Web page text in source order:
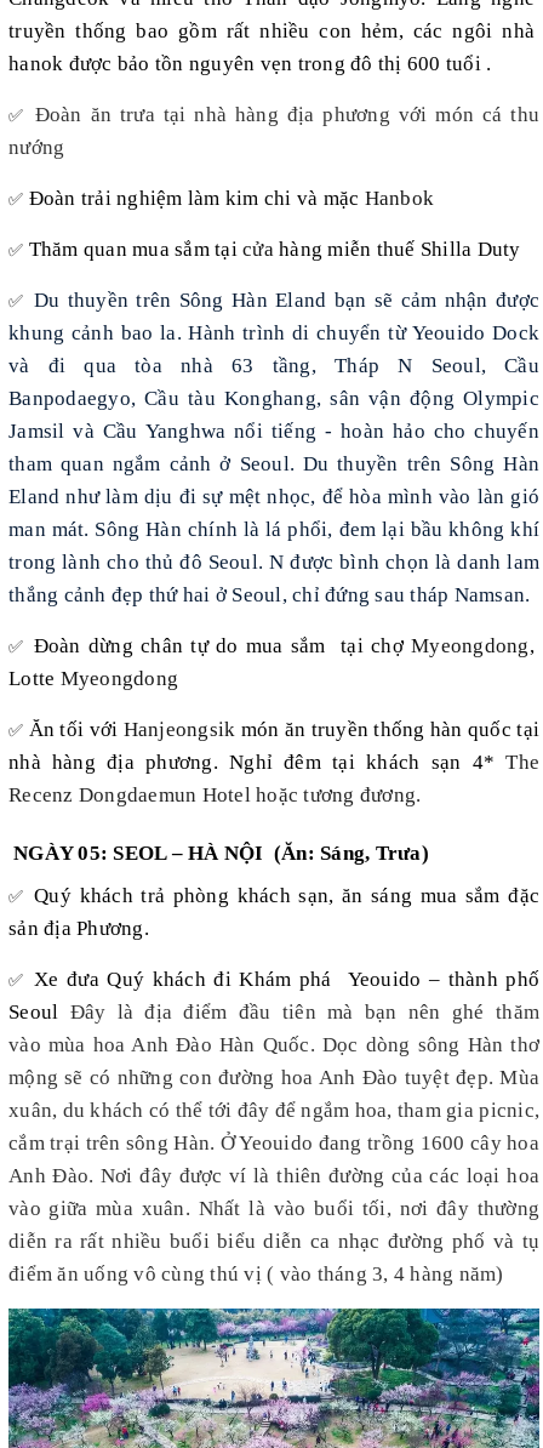
truyền thống bao gồm rất nhiều con hẻm, các ngôi nhà
hanok được bảo tồn nguyên vẹn trong đô thị 600 tuổi .
✅ Đoàn ăn trưa tại nhà hàng địa phương với món cá thu
nướng
✅ Đoàn trải nghiệm làm kim chi và mặc Hanbok
✅ Thăm quan mua sắm tại cửa hàng miễn thuế Shilla Duty
✅ Du thuyền trên Sông Hàn Eland bạn sẽ cảm nhận được
khung cảnh bao la. Hành trình di chuyển từ Yeouido Dock
và đi qua tòa nhà 63 tầng, Tháp N Seoul, Cầu
Banpodaegyo, Cầu tàu Konghang, sân vận động Olympic
Jamsil và Cầu Yanghwa nổi tiếng - hoàn hảo cho chuyến
tham quan ngắm cảnh ở Seoul. Du thuyền trên Sông Hàn
Eland như làm dịu đi sự mệt nhọc, để hòa mình vào làn gió
man mát. Sông Hàn chính là lá phổi, đem lại bầu không khí
trong lành cho thủ đô Seoul. N được bình chọn là danh lam
thắng cảnh đẹp thứ hai ở Seoul, chỉ đứng sau tháp Namsan.
✅ Đoàn dừng chân tự do mua sắm tại chợ Myeongdong,
Lotte Myeongdong
✅ Ăn tối với Hanjeongsik món ăn truyền thống hàn quốc tại
nhà hàng địa phương. Nghỉ đêm tại khách sạn 4*The
Recenz Dongdaemun Hotel hoặc tương đương.
NGÀY 05: SEOL – HÀ NỘI (Ăn: Sáng, Trưa)
✅Quý khách trả phòng khách sạn, ăn sáng mua sắm đặc
sản địa Phương.
✅ Xe đưa Quý khách điKhám phá
Yeouido – thành phố
Seoul Đây là địa điểm đầu tiên mà bạn nên ghé thăm
vào mùa hoa Anh Đào Hàn Quốc. Dọc dòng sông Hàn thơ
mộng sẽ có những con đường hoa Anh Đào tuyệt đẹp. Mùa
xuân, du khách có thể tới đây để ngắm hoa, tham gia picnic,
cắm trại trên sông Hàn. Ở Yeouido đang trồng 1600 cây hoa
Anh Đào. Nơi đây được ví là thiên đường của các loại hoa
vào giữa mùa xuân. Nhất là vào buổi tối, nơi đây thường
diễn ra rất nhiều buổi biểu diễn ca nhạc đường phố và tụ
điểm ăn uống vô cùng thú vị ( vào tháng 3, 4 hàng năm)